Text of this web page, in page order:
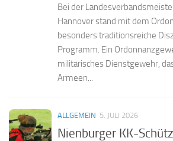
Bei der
Hannover stand mit dem
besonders traditionsreiche
Programm. Ein
militärisches Dienstgewehr,
Armeen...
ALLGEMEIN 5. JULI 2026
Nienburger KK-